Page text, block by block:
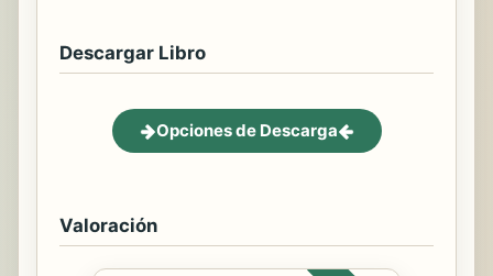
Descargar Libro
Opciones de Descarga
Valoración